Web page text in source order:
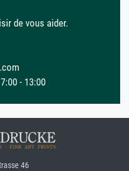
de vous aider.
- 13:00
46